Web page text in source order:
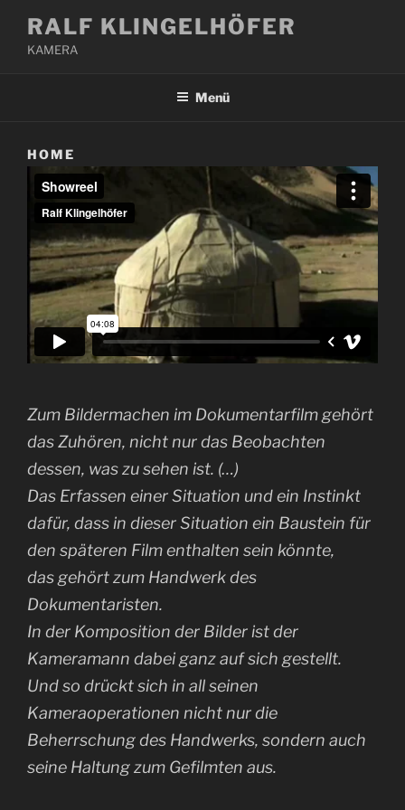
Inhalt
springen
RALF KLINGELHÖFER
KAMERA
Menü
HOME
Zum Bildermachen im Dokumentarfilm gehört
das Zuhören, nicht nur das Beobachten
dessen, was zu sehen ist. (…)
Das Erfassen einer Situation und ein Instinkt
dafür, dass in dieser Situation ein Baustein für
den späteren Film enthalten sein könnte,
das gehört zum Handwerk des
Dokumentaristen.
In der Komposition der Bilder ist der
Kameramann dabei ganz auf sich gestellt.
Und so drückt sich in all seinen
Kameraoperationen nicht nur die
Beherrschung des Handwerks, sondern auch
seine Haltung zum Gefilmten aus.